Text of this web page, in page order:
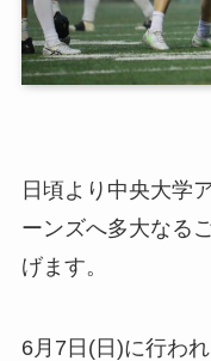
日頃より中央大学
ーンズへ多大なる
げます。
6月7日(日)に行わ